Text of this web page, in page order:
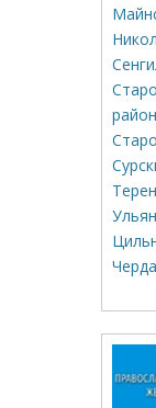
район